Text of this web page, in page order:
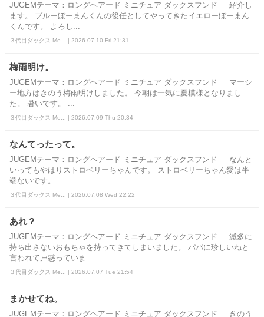
JUGEMテーマ：ロングヘアード ミニチュア ダックスフンド 紹介し
ます。 ブルーぼーまんくんの後任としてやってきたイエローぼーまん
くんです。 よろし...
３代目ダックス Me... | 2026.07.10 Fri 21:31
梅雨明け。
JUGEMテーマ：ロングヘアード ミニチュア ダックスフンド マーシ
ー地方はきのう梅雨明けしました。 今朝は一気に夏模様となりまし
た。 暑いです。 ...
３代目ダックス Me... | 2026.07.09 Thu 20:34
なんてったって。
JUGEMテーマ：ロングヘアード ミニチュア ダックスフンド なんと
いってもやはりストロベリーちゃんです。 ストロベリーちゃん愛は半
端ないです。
３代目ダックス Me... | 2026.07.08 Wed 22:22
あれ？
JUGEMテーマ：ロングヘアード ミニチュア ダックスフンド 滅多に
持ち出さないおもちゃを持ってきてしまいました。 パパに珍しいねと
言われて戸惑っていま...
３代目ダックス Me... | 2026.07.07 Tue 21:54
まかせてね。
JUGEMテーマ：ロングヘアード ミニチュア ダックスフンド きのう